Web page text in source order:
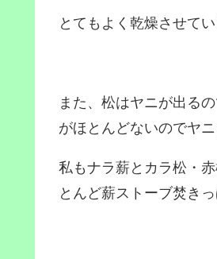
とてもよく乾燥させて
また、松はヤニが出る
がほとんどないのでヤ
私もナラ薪とカラ松・
とんど薪ストーブ焚き